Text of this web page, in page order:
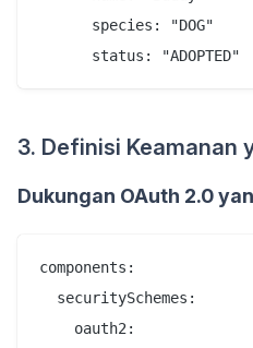
      species: "DOG"
3. Definisi Keamanan
Dukungan OAuth 2.0
components:
  securitySchemes:
    oauth2: